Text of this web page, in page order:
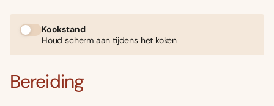
Kookstand
Houd scherm aan tijdens het koken
Bereiding